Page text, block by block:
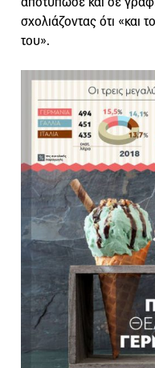
σχολιάζοντας ότι «και
του».